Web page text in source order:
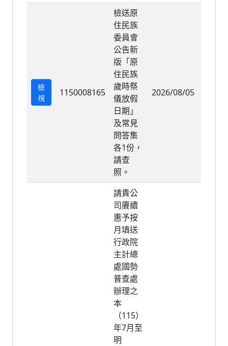
檢
視
1150008165
檢送原
住民族
委員會
公告新
版「原
住民族
歲時祭
儀放假
日期」
及常見
問答集
各1份，
請查
照。
2026/08/05
請貴公
司賡續
惠予按
月填送
行政院
主計總
處國勢
普查處
辦理之
本
（115）
年7月至
明